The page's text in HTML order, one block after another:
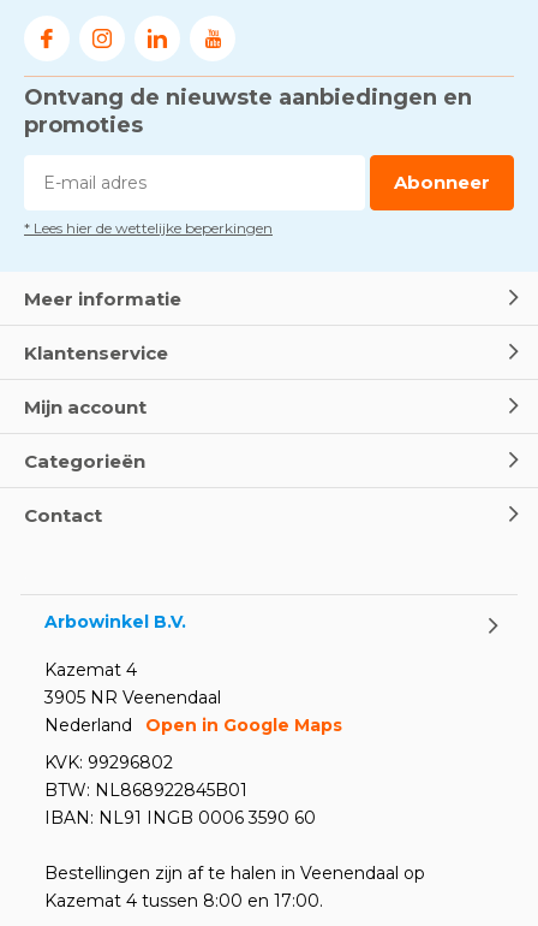
Ontvang de nieuwste aanbiedingen en
promoties
Abonneer
* Lees hier de wettelijke beperkingen
Meer informatie
Klantenservice
Mijn account
Categorieën
Contact
Arbowinkel B.V.
Kazemat 4
3905 NR Veenendaal
Nederland
Open in Google Maps
KVK: 99296802
BTW: NL868922845B01
IBAN: NL91 INGB 0006 3590 60
Bestellingen zijn af te halen in Veenendaal op
Kazemat 4 tussen 8:00 en 17:00.